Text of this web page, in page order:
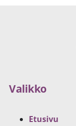
Valikko
Etusivu